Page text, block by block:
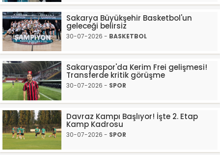
Sakarya Büyükşehir Basketbol'un
geleceği belirsiz
30-07-2026 - BASKETBOL
Sakaryaspor'da Kerim Frei gelişmesi!
Transferde kritik görüşme
30-07-2026 - SPOR
Davraz Kampı Başlıyor! İşte 2. Etap
Kamp Kadrosu
30-07-2026 - SPOR